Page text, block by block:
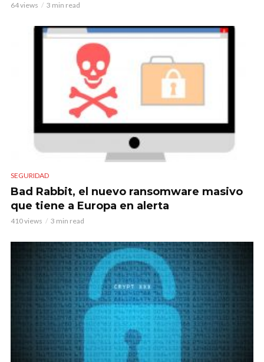
64 views 3 min read
SEGURIDAD
Bad Rabbit, el nuevo ransomware masivo
que tiene a Europa en alerta
410 views 3 min read